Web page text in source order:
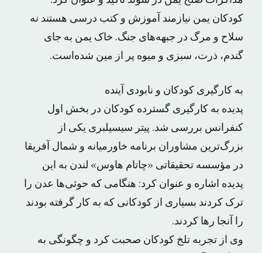
کودکان یمن نیازمند آموزش و کتب درسی هستند نه
سلاح و مرگ در جبهه‌های جنگ. خاک یمن به جای
گندم، ذرت، سبزی و میوه پر از مین شده‌است.
به کارگیری کودکان و نابودی آینده
پدیده به کارگیری گسترده کودکان در بخش اول
کنفرانس بررسی شد. پیتر سیسیلبری یکی از
بزرگ‌ترین مشاوران برنامه خاورمیانه و شمال آفریقا
در مؤسسه تحقیقاتی «چاتام هاوس» لندن به این
پدیده اشاره و عنوان کرد: هنگامی که حوثی‌ها عدن را
ترک کردند بسیاری از کودکانی که به کار گرفته بودند
را آنجا رها کردند.
وی از تجربه تلخ کودکان صحبت کرد و چگونگی به